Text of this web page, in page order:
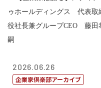
2026.06.26
企業家倶楽部アーカイブ